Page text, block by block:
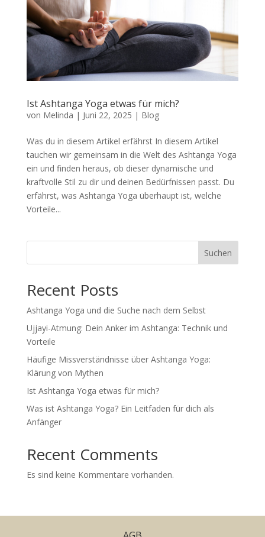
Ist Ashtanga Yoga etwas für mich?
von Melinda | Juni 22, 2025 | Blog
Was du in diesem Artikel erfährst In diesem Artikel
tauchen wir gemeinsam in die Welt des Ashtanga Yoga
ein und finden heraus, ob dieser dynamische und
kraftvolle Stil zu dir und deinen Bedürfnissen passt. Du
erfährst, was Ashtanga Yoga überhaupt ist, welche
Vorteile...
Suchen
Recent Posts
Ashtanga Yoga und die Suche nach dem Selbst
Ujjayi-Atmung: Dein Anker im Ashtanga: Technik und
Vorteile
Häufige Missverständnisse über Ashtanga Yoga:
Klärung von Mythen
Ist Ashtanga Yoga etwas für mich?
Was ist Ashtanga Yoga? Ein Leitfaden für dich als
Anfänger
Recent Comments
Es sind keine Kommentare vorhanden.